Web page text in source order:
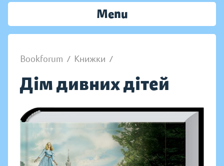
Menu
Bookforum / Книжки /
Дім дивних дітей